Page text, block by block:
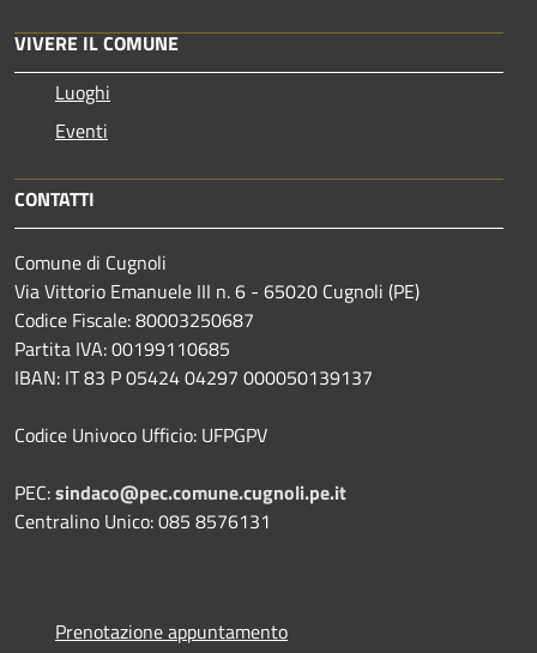
VIVERE IL COMUNE
Luoghi
Eventi
CONTATTI
Comune di Cugnoli
Via Vittorio Emanuele III n. 6 - 65020 Cugnoli (PE)
Codice Fiscale: 80003250687
Partita IVA: 00199110685
IBAN: IT 83 P 05424 04297 000050139137
Codice Univoco Ufficio: UFPGPV
PEC:sindaco@pec.comune.cugnoli.pe.it
Centralino Unico: 085 8576131
Prenotazione appuntamento